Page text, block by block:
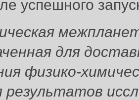
успешного
для
физико-
результатов